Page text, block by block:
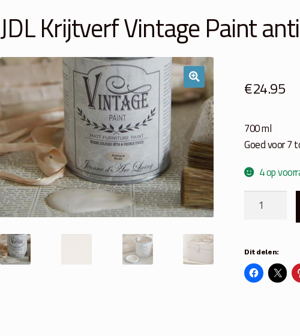
JDL Krijtverf Vintage Paint
€24.95
700 ml
Goed voor 7
4 op
Paint
antique
rose
Dit delen: